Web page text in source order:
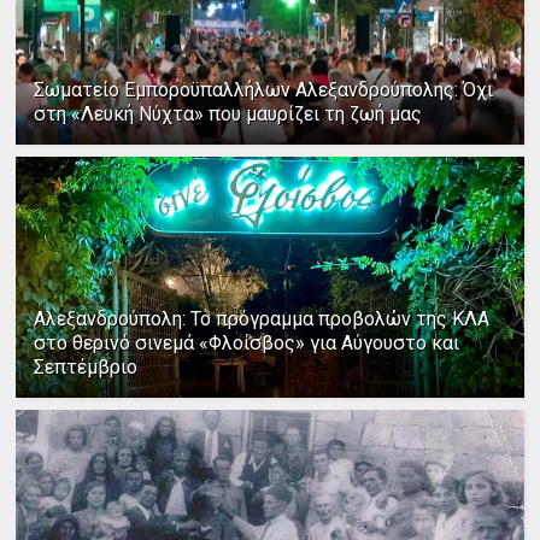
Σωματείο Εμποροϋπαλλήλων Αλεξανδρούπολης: Όχι
στη «Λευκή Νύχτα» που μαυρίζει τη ζωή μας
Αλεξανδρούπολη: Το πρόγραμμα προβολών της ΚΛΑ
στο θερινό σινεμά «Φλοίσβος» για Αύγουστο και
Σεπτέμβριο